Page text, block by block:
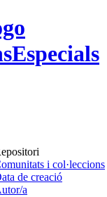
i col·leccions
de creació
a